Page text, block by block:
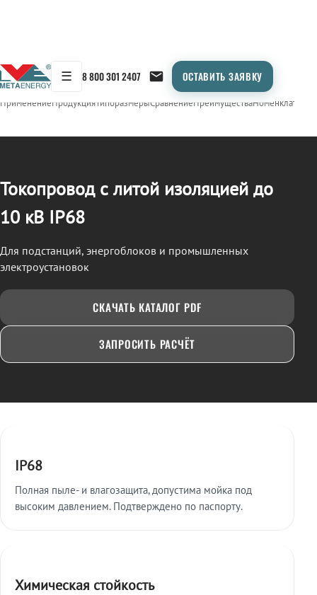
☰ 8 800 301 2407 ОСТАВИТЬ ЗАЯВКУ
← Продукция/ТОКОПРОВОД
ПрименениеПродукцияТипоразмерыСравнениеПреимуществаНоменклатура
Токопровод с литой изоляцией до
10 кВ IP68
Для подстанций, энергоблоков и промышленных
электроустановок
СКАЧАТЬ КАТАЛОГ PDF
ЗАПРОСИТЬ РАСЧЁТ
IP68
Полная пыле- и влагозащита, допустима мойка под
высоким давлением. Подтверждено по паспорту.
Химическая стойкость